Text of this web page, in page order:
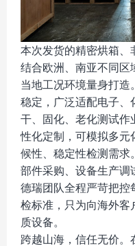
本次发货的精密烘箱、
结合欧洲、南亚不同区
当地工况环境量身打造
稳定，广泛适配电子、
干、固化、老化测试作
性化定制，可模拟多元
候性、稳定性检测需求
部件采购、设备生产调
德瑞团队全程严苛把控
检标准，只为向海外客
质设备。
跨越山海，信任无价。